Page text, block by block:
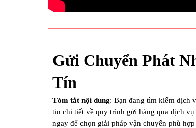
Gửi Chuyển Phát
Tín
Tóm tắt nội dung: Bạn đang tìm kiếm dịch
tin chi tiết về quy trình gửi hàng qua dịch
ngay để chọn giải pháp vận chuyển phù